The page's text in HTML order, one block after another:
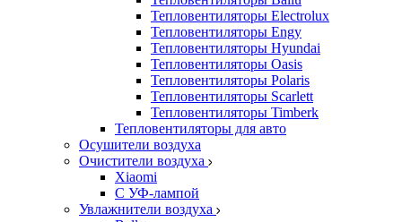
Тепловентиляторы Electrolux
Тепловентиляторы Engy
Тепловентиляторы Hyundai
Тепловентиляторы Oasis
Тепловентиляторы Polaris
Тепловентиляторы Scarlett
Тепловентиляторы Timberk
Тепловентиляторы для авто
Осушители воздуха
Очистители воздуха
Xiaomi
С УФ-лампой
Увлажнители воздуха